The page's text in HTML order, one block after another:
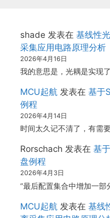
shade 发表在 基线性
采集应用电路原理分析
2026年4月16日
我的意思是，光耦是实现
MCU起航 发表在 基于
例程
2026年4月14日
时间太久记不清了，有需
Rorschach 发表在 基
盘例程
2026年4月3日
“最后配置集合中增加一
MCU起航 发表在 基线